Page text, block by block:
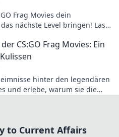
Frag Movies dein
nächste Level bringen! Lass
CS:GO Frag Movies: Ein
hinter den legendären
und erlebe, warum sie die
to Current Affairs